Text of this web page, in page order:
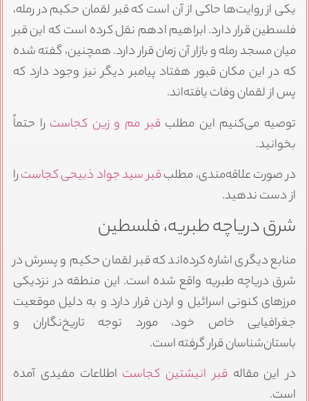
یکی از روایت‌ها حاکی از آن است که قبر لقمان حکیم در رمله،
فلسطین قرار دارد. ابراهیم ادهم نقل کرده است که این قبر
میان مسجد رمله و بازار آن زمان قرار دارد. همچنین، گفته شده
که در این مکان قبور هفتاد پیامبر دیگر نیز وجود دارد که
پس از لقمان وفات یافته‌اند.
توصیه می‌کنیم این مطلب قبر مم و زین کجاسترا حتماً
بخوانید.
در صورت علاقه‌مندی، مطلبقبر سید جواد ذبیحی کجاسترا
از دست ندهید.
شرق دریاچه طبریه، فلسطین
منابع دیگری اشاره کرده‌اند که قبر لقمان حکیم و پسرش در
شرق دریاچه طبریه واقع شده است. این منطقه در نزدیکی
مرزهای کنونی اسرائیل و اردن قرار دارد و به دلیل موقعیت
جغرافیایی خاص خود، مورد توجه تاریخ‌نگاران و
باستان‌شناسان قرار گرفته است.
در این مقاله قبر انیشتین کجاستاطلاعات مفیدی آمده
است.